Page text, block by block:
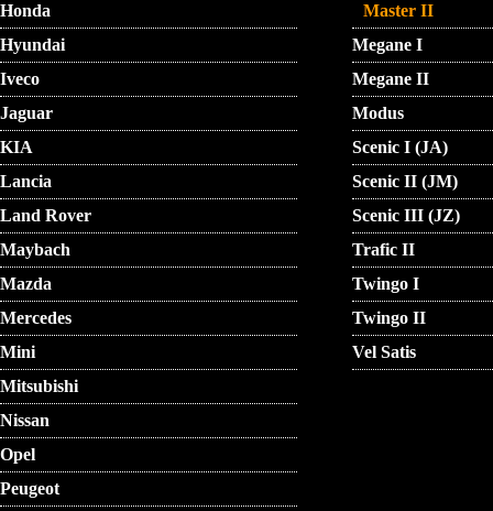
Honda
Hyundai
Iveco
Jaguar
KIA
Lancia
Land Rover
Maybach
Mazda
Mercedes
Mini
Mitsubishi
Nissan
Opel
Peugeot
Master II
Megane I
Megane II
Modus
Scenic I (JA)
Scenic II (JM)
Scenic III (JZ)
Trafic II
Twingo I
Twingo II
Vel Satis